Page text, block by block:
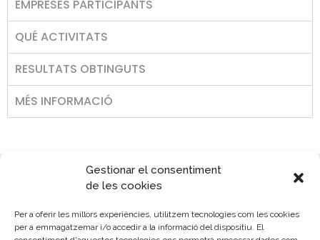
Gestionar el consentiment
de les cookies
Per a oferir les millors experiències, utilitzem tecnologies com les cookies
per a emmagatzemar i/o accedir a la informació del dispositiu. El
EMPRESES PARTICIPANTS
QUÉ ACTIVITATS
RESULTATS OBTINGUTS
MÉS INFORMACIÓ